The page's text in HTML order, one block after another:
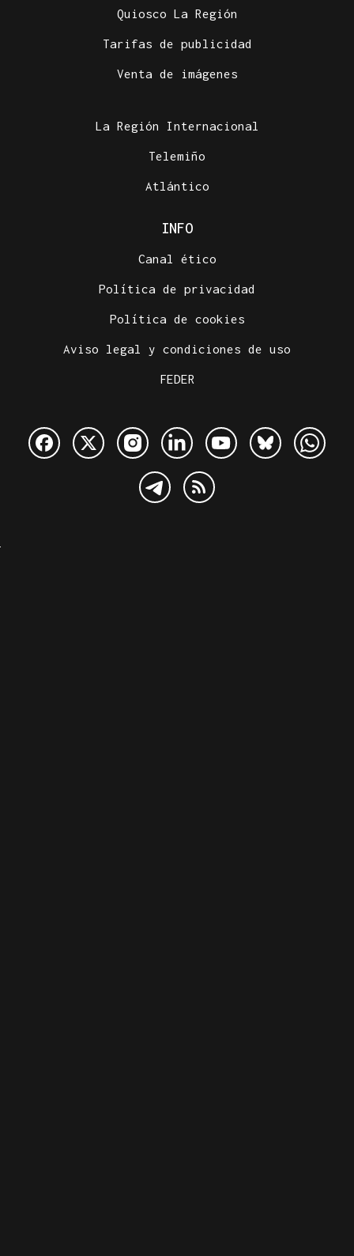
Quiosco La Región
Tarifas de publicidad
Venta de imágenes
La Región Internacional
Telemiño
Atlántico
INFO
Canal ético
Política de privacidad
Política de cookies
Aviso legal y condiciones de uso
FEDER